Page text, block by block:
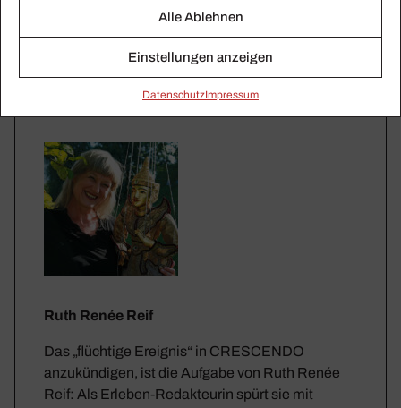
Alle Ablehnen
Einstellungen anzeigen
Daten­schutzImpressum
Ruth Renée Reif
Das „flüchtige Ereignis“ in CRESCENDO
anzukündigen, ist die Aufgabe von Ruth Renée
Reif: Als Erleben-Redakteurin spürt sie mit